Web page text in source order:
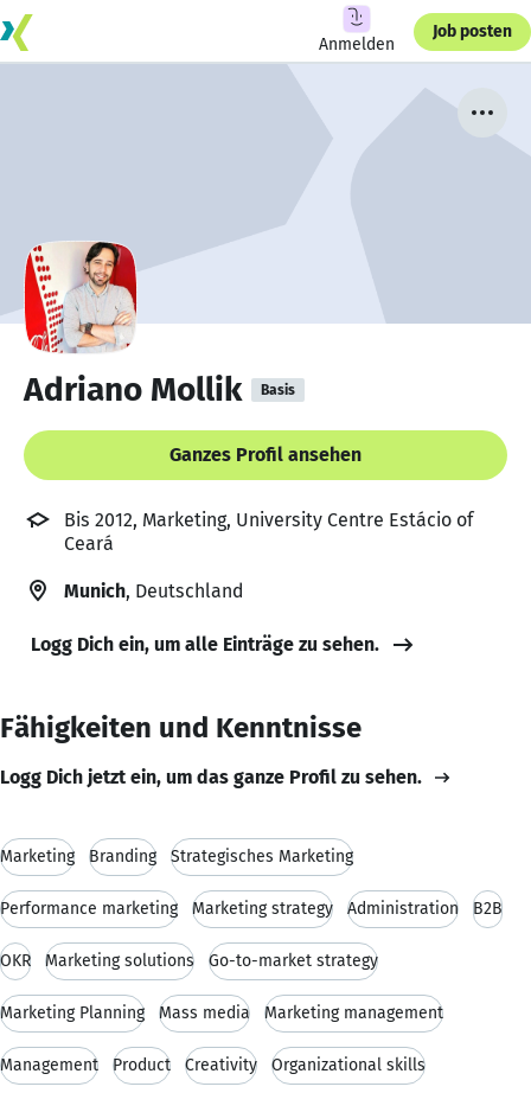
Anmelden
Job posten
Adriano Mollik Basis
Ganzes Profil ansehen
Bis 2012, Marketing, University Centre Estácio of
Ceará
Munich, Deutschland
Logg Dich ein, um alle Einträge zu sehen.
Fähigkeiten und Kenntnisse
Logg Dich jetzt ein, um das ganze Profil zu sehen.
Marketing Branding Strategisches Marketing
Performance marketing Marketing strategy Administration B2B
OKR Marketing solutions Go-to-market strategy
Marketing Planning Mass media Marketing management
Management Product Creativity Organizational skills